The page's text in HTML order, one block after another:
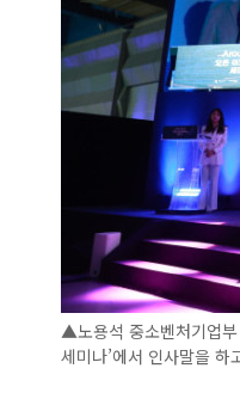
▲노용석 중소벤처기업
세미나’에서 인사말을